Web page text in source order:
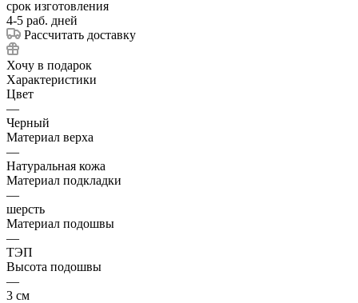
срок изготовления
4-5 раб. дней
Рассчитать доставку
Хочу в подарок
Характеристики
Цвет
—
Черный
Материал верха
—
Натуральная кожа
Материал подкладки
—
шерсть
Материал подошвы
—
ТЭП
Высота подошвы
—
3 см